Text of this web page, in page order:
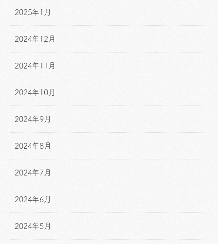
2025年1月
2024年12月
2024年11月
2024年10月
2024年9月
2024年8月
2024年7月
2024年6月
2024年5月